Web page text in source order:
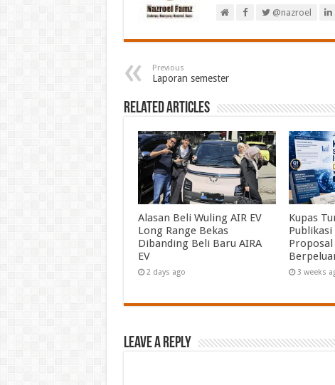
@nazroel
Previous
Laporan semester
Related Articles
Alasan Beli Wuling AIR EV
Long Range Bekas
Dibanding Beli Baru AIRA
EV
2 days ago
Kupas
3 weeks
Leave a Reply